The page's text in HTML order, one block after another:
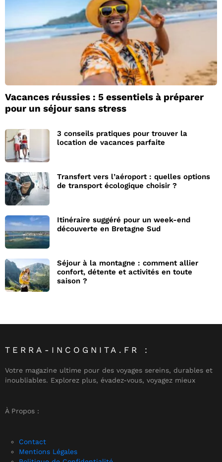
Vacances réussies : 5 essentiels à préparer
pour un séjour sans stress
3 conseils pratiques pour trouver la
location de vacances parfaite
Transfert vers l’aéroport : quelles options
de transport écologique choisir ?
Itinéraire suggéré pour un week-end
découverte en Bretagne Sud
Séjour à la montagne : comment allier
confort, détente et activités en toute
saison ?
TERRA-INCOGNITA.FR :
Votre magazine ultime pour des voyages sereins, durables et
inoubliables. Explorez plus, évadez-vous, voyagez mieux
À Propos :
Contact
Mentions Légales